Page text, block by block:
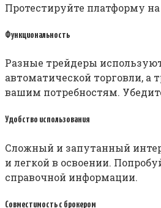
Протестируйте платформу
Функциональность
Разные трейдеры
автоматической торговли, а
вашим потребностям.
Удобство использования
Сложный и запутанный
и легкой в освоении.
справочной информации.
Совместимость с брокером